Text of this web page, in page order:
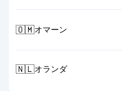
🇴🇲オマーン
🇳🇱オランダ